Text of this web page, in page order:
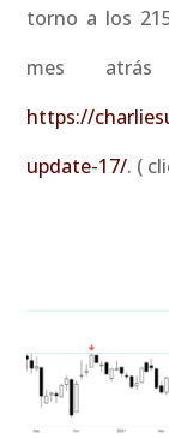
torno a los
mes
https://
update-17/. (